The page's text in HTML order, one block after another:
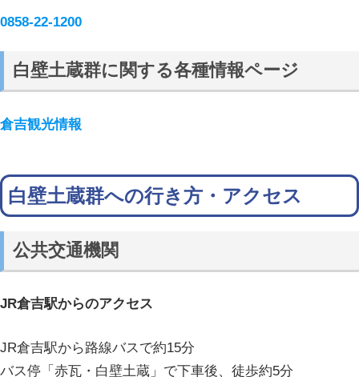
0858-22-1200
白壁土蔵群に関する各種情報ページ
倉吉観光情報
白壁土蔵群への行き方・アクセス
公共交通機関
JR倉吉駅からのアクセス
JR倉吉駅から路線バスで約15分
バス停「赤瓦・白壁土蔵」で下車後、徒歩約5分